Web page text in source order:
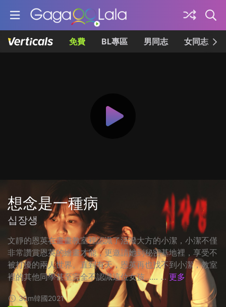
免費 BL專區 男同志 女同志
想念是一種病
십장생
文靜的恩英在畫畫教室裡認識了活潑大方的小潔，小潔不僅
非常讚賞恩英的繪畫才能，更邀請她到秘密基地裡，享受不
被打擾的兩人世界。直到有天，恩英再也找不到小潔，教室
裡的其他同學甚至完全不認識這位女孩…… ... 更多
30m韓國2021